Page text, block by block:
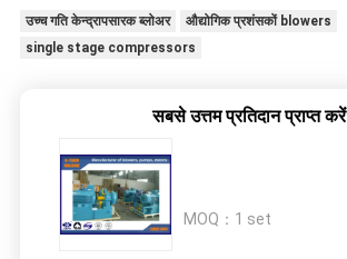
उच्च गति केन्द्रापसारक ब्लोअर
औद्योगिक प्रशंसकों blowers
single stage compressors
सबसे उत्तम प्रतिदान प्राप्त करें
MOQ： 1 set